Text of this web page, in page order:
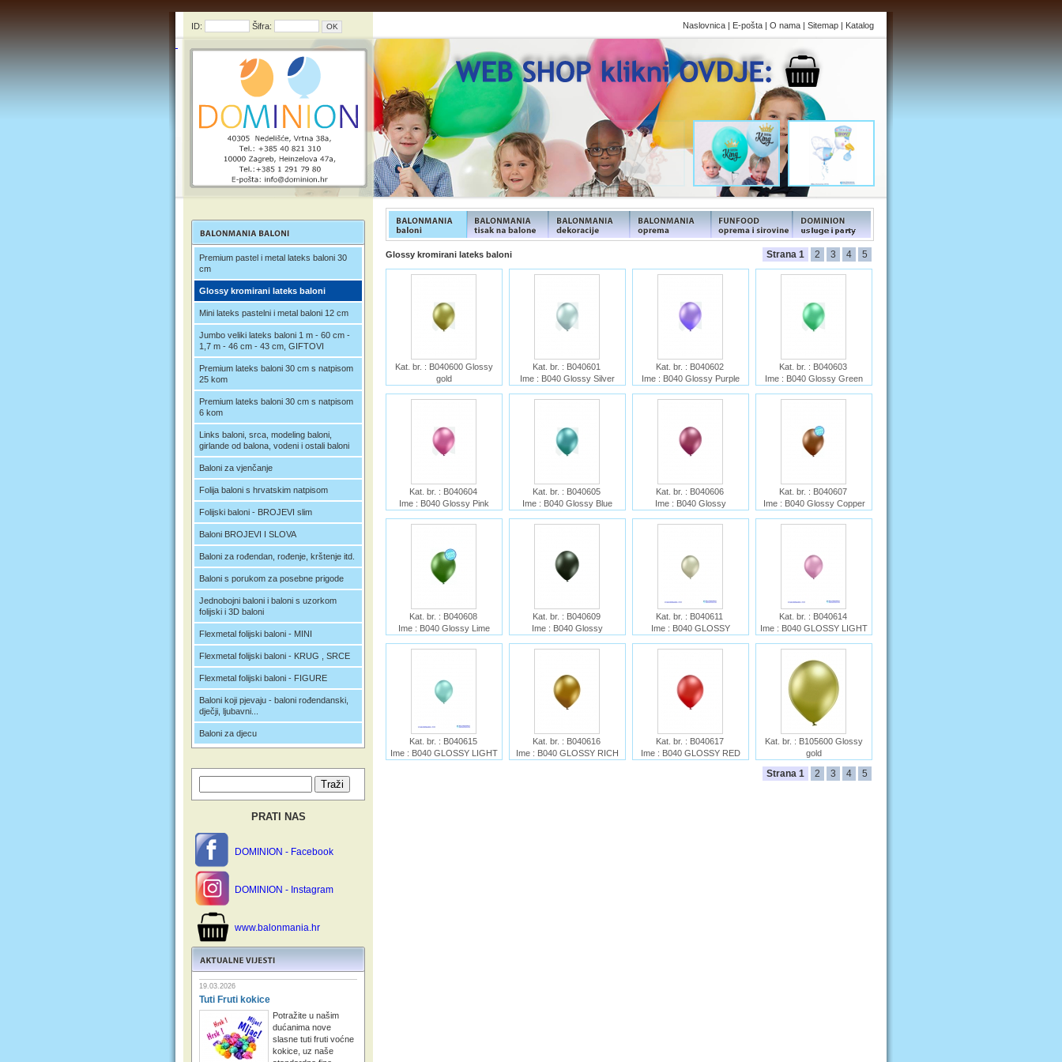
ID: Šifra: Naslovnica | E-pošta | O nama | Sitemap | Katalog
Premium pastel i metal lateks baloni 30
cm
Glossy kromirani lateks baloni
Mini lateks pastelni i metal baloni 12 cm
Jumbo veliki lateks baloni 1 m - 60 cm -
1,7 m - 46 cm - 43 cm, GIFTOVI
Premium lateks baloni 30 cm s natpisom
25 kom
Premium lateks baloni 30 cm s natpisom
6 kom
Links baloni, srca, modeling baloni,
girlande od balona, vodeni i ostali baloni
Baloni za vjenčanje
Folija baloni s hrvatskim natpisom
Folijski baloni - BROJEVI slim
Baloni BROJEVI I SLOVA
Baloni za rođendan, rođenje, krštenje itd.
Baloni s porukom za posebne prigode
Jednobojni baloni i baloni s uzorkom
folijski i 3D baloni
Flexmetal folijski baloni - MINI
Flexmetal folijski baloni - KRUG , SRCE
Flexmetal folijski baloni - FIGURE
Baloni koji pjevaju - baloni rođendanski,
dječji, ljubavni...
Baloni za djecu
PRATI NAS
DOMINION - Facebook
DOMINION - Instagram
www.balonmania.hr
19.03.2026
Tuti Fruti kokice
Potražite u našim
dućanima nove
slasne tuti fruti voćne
kokice, uz naše
FUNFOOD productsFUNFOOD products
Glossy kromirani lateks baloni
Strana 1 2 3 4 5
Kat. br. : B040600 Glossy
gold
Kat. br. : B040601
Ime : B040 Glossy Silver
Kat. br. : B040602
Ime : B040 Glossy Purple
Kat. br. : B040603
Ime : B040 Glossy Green
Kat. br. : B040604
Ime : B040 Glossy Pink
Kat. br. : B040605
Ime : B040 Glossy Blue
Kat. br. : B040606
Ime : B040 Glossy
Kat. br. : B040607
Ime : B040 Glossy Copper
Kat. br. : B040608
Ime : B040 Glossy Lime
Kat. br. : B040609
Ime : B040 Glossy
Kat. br. : B040611
Ime : B040 GLOSSY
Kat. br. : B040614
Ime : B040 GLOSSY LIGHT
Kat. br. : B040615
Ime : B040 GLOSSY LIGHT
Kat. br. : B040616
Ime : B040 GLOSSY RICH
Kat. br. : B040617
Ime : B040 GLOSSY RED
Kat. br. : B105600 Glossy
gold
Ime : B105 Glossy Gold
Strana 1 2 3 4 5